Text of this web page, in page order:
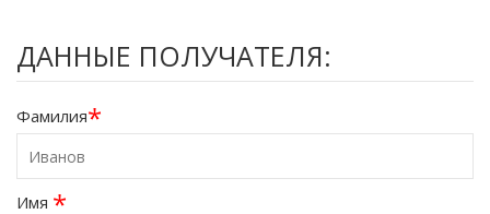
ДАННЫЕ ПОЛУЧАТЕЛЯ:
Фамилия*
Имя *